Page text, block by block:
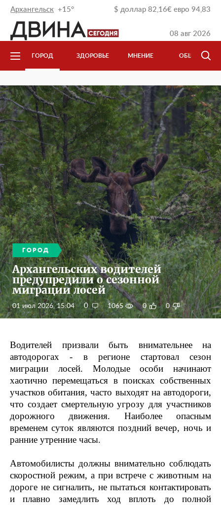
08 авг 2026
$ доллар 82,16€ евро 94,83
Архангельск +15°
ГОРОД ЗДОРОВЬЕ МНЕНИЕ ОБЩЕСТВО
ГОРОД
Архангельских водителей
предупредили о сезонной
миграции лосей
01 июл 2026, 15:04 0 1065 0 0
Водителей призвали быть внимательнее на
автодорогах - в регионе стартовал сезон
миграции лосей. Молодые особи начинают
хаотично перемещаться в поисках собственных
участков обитания, часто выходят на автодороги,
что создает смертельную угрозу для участников
дорожного движения. Наиболее опасным
временем суток являются поздний вечер, ночь и
ранние утренние часы.
Автомобилисты должны внимательно соблюдать
скоростной режим, а при встрече с животным на
дороге не сигналить, не пытаться контактировать
и плавно замедлить ход вплоть до полной